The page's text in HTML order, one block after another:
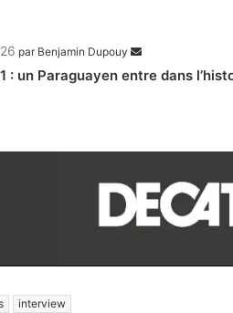
par Benjamin Dupouy
: un Paraguayen entre dans
interview